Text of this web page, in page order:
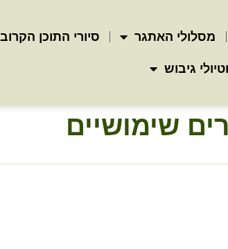
מסלולי האתגר סיורי התוכן
גיבוש
שימושיים